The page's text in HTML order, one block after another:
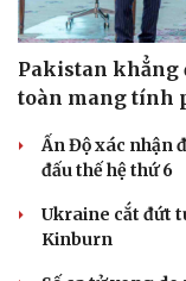
Pakistan khẳng
toàn mang tính
Ấn Độ xác nhận
đấu thế hệ thứ 6
Ukraine cắt đứt
Kinburn